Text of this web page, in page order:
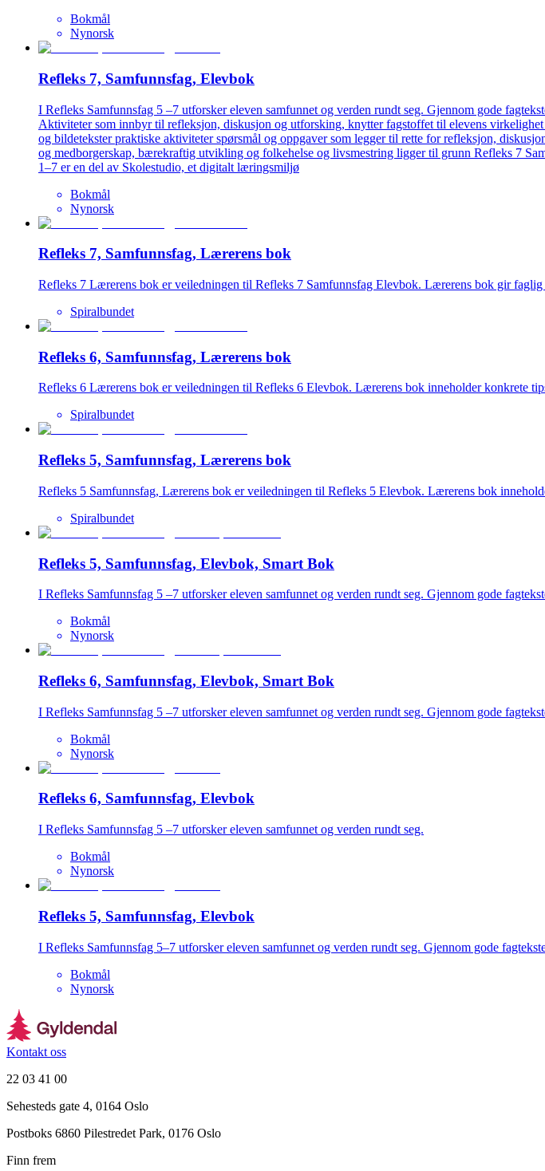
Bokmål
Nynorsk
Refleks 7, Samfunnsfag, Elevbok
I Refleks Samfunnsfag 5 –7 utforsker eleven samfunnet og verden rundt seg. Gjennom gode
Aktiviteter som innbyr til refleksjon, diskusjon og utforsking, knytter fagstoffet til elevens
og bildetekster praktiske aktiviteter spørsmål og oppgaver som legger til rette for refleksjon,
og medborgerskap, bærekraftig utvikling og folkehelse og livsmestring ligger til grunn Refleks 7
1–7 er en del av Skolestudio, et digitalt læringsmiljø
Bokmål
Nynorsk
Refleks 7, Samfunnsfag, Lærerens bok
Refleks 7 Lærerens bok er veiledningen til Refleks 7 Samfunnsfag Elevbok. Lærerens bok gir
Spiralbundet
Refleks 6, Samfunnsfag, Lærerens bok
Refleks 6 Lærerens bok er veiledningen til Refleks 6 Elevbok. Lærerens bok inneholder konkrete
Spiralbundet
Refleks 5, Samfunnsfag, Lærerens bok
Refleks 5 Samfunnsfag, Lærerens bok er veiledningen til Refleks 5 Elevbok. Lærerens bok
Spiralbundet
Refleks 5, Samfunnsfag, Elevbok, Smart Bok
I Refleks Samfunnsfag 5 –7 utforsker eleven samfunnet og verden rundt seg. Gjennom gode
Bokmål
Nynorsk
Refleks 6, Samfunnsfag, Elevbok, Smart Bok
I Refleks Samfunnsfag 5 –7 utforsker eleven samfunnet og verden rundt seg. Gjennom gode
Bokmål
Nynorsk
Refleks 6, Samfunnsfag, Elevbok
I Refleks Samfunnsfag 5 –7 utforsker eleven samfunnet og verden rundt seg.
Bokmål
Nynorsk
Refleks 5, Samfunnsfag, Elevbok
I Refleks Samfunnsfag 5–7 utforsker eleven samfunnet og verden rundt seg. Gjennom gode
Bokmål
Nynorsk
Kontakt oss
22 03 41 00
Sehesteds gate 4, 0164 Oslo
Postboks 6860 Pilestredet Park, 0176 Oslo
Finn frem